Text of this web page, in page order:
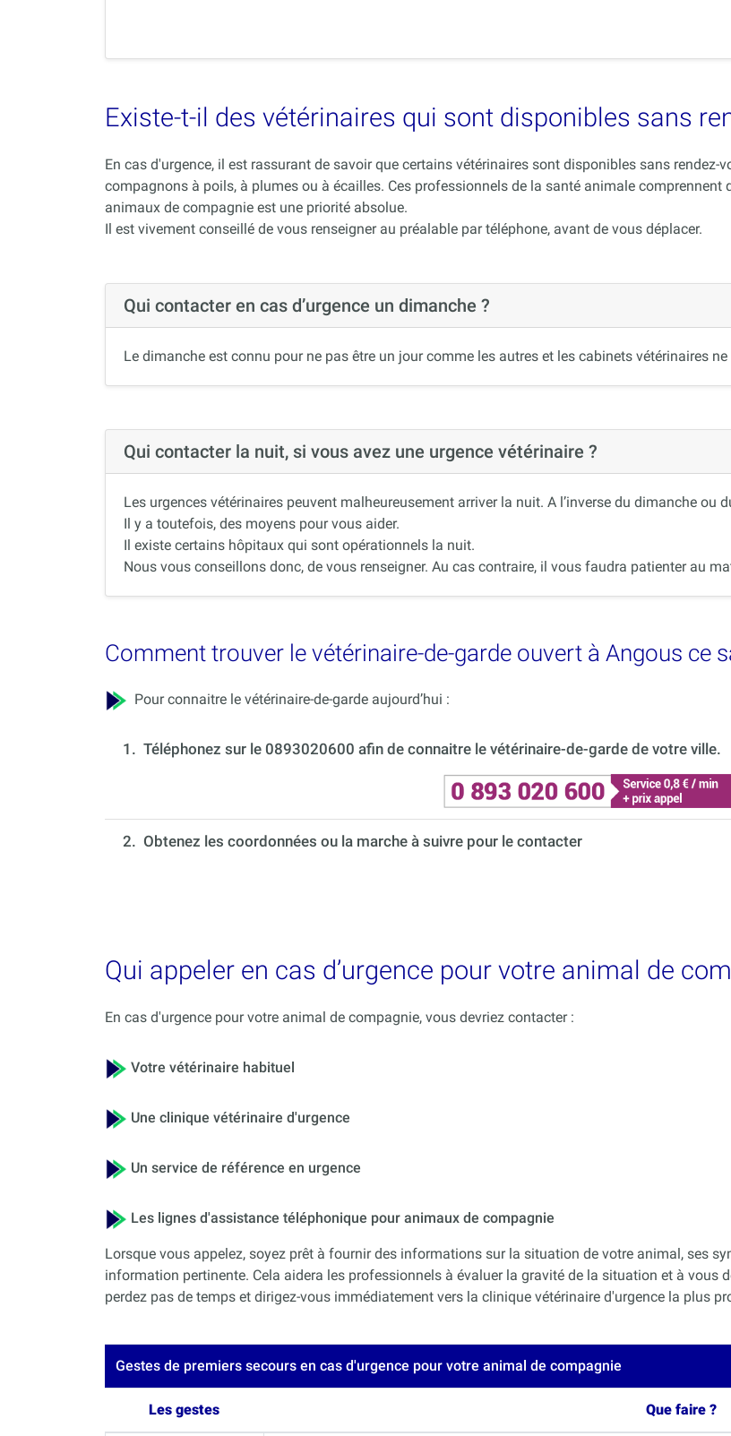
Existe-t-il des vétérinaires qui sont disponibles sans
En cas d'urgence, il est rassurant de savoir que certains vétérinaires sont disponibles sans
compagnons à poils, à plumes ou à écailles. Ces professionnels de la santé animale comprennent
animaux de compagnie est une priorité absolue.
Il est vivement conseillé de vous renseigner au préalable par téléphone, avant de vous déplacer.
Qui contacter en cas d’urgence un dimanche ?
Le dimanche est connu pour ne pas être un jour comme les autres et les cabinets vétérinaires
Qui contacter la nuit, si vous avez une urgence vétérinaire ?
Les urgences vétérinaires peuvent malheureusement arriver la nuit. A l’inverse du dimanche ou
Il y a toutefois, des moyens pour vous aider.
Il existe certains hôpitaux qui sont opérationnels la nuit.
Nous vous conseillons donc, de vous renseigner. Au cas contraire, il vous faudra patienter au
Comment trouver le vétérinaire-de-garde ouvert à Angous ce
Pour connaitre le vétérinaire-de-garde aujourd’hui :
1. Téléphonez sur le 0893020600 afin de connaitre le vétérinaire-de-garde de votre ville.
2. Obtenez les coordonnées ou la marche à suivre pour le contacter
Qui appeler en cas d’urgence pour votre animal de
En cas d'urgence pour votre animal de compagnie, vous devriez contacter :
Votre vétérinaire habituel
Une clinique vétérinaire d'urgence
Un service de référence en urgence
Les lignes d'assistance téléphonique pour animaux de compagnie
Lorsque vous appelez, soyez prêt à fournir des informations sur la situation de votre animal, ses
information pertinente. Cela aidera les professionnels à évaluer la gravité de la situation et à vous
perdez pas de temps et dirigez-vous immédiatement vers la clinique vétérinaire d'urgence la plus
Gestes de premiers secours en cas d'urgence pour votre animal de compagnie
Les gestes Que faire ?